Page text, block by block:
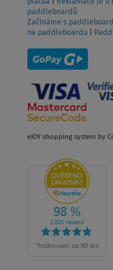
paddleboardů
Začínáme s
na paddleboardu
eJOY shopping system by